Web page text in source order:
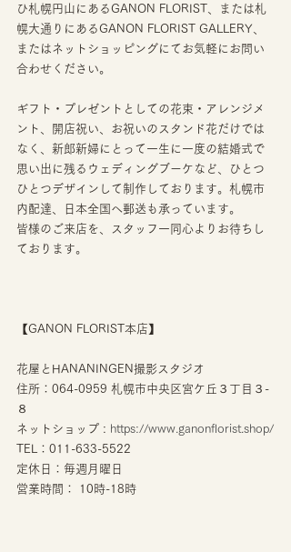
ひ札幌円山にあるGANON FLORIST、または札
幌大通りにあるGANON FLORIST GALLERY、
またはネットショッピングにてお気軽にお問い
合わせください。
ギフト・プレゼントとしての花束・アレンジメ
ント、開店祝い、お祝いのスタンド花だけでは
なく、新郎新婦にとって一生に一度の結婚式で
思い出に残るウェディングブーケなど、ひとつ
ひとつデザインして制作しております。札幌市
内配達、日本全国へ郵送も承っています。
皆様のご来店を、スタッフ一同心よりお待ちし
ております。
【GANON FLORIST本店】
花屋とHANANINGEN撮影スタジオ
住所：064-0959 札幌市中央区宮ケ丘３丁目３-
８
ネットショップ : https://www.ganonflorist.shop/
TEL：011-633-5522
定休日：毎週月曜日
営業時間： 10時-18時